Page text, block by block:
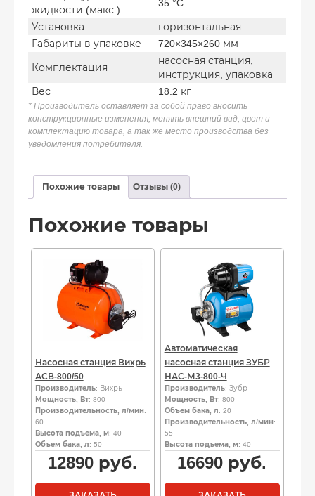
жидкости (макс.)
35 °C
Установка
горизонтальная
Габариты в упаковке
720×345×260 мм
Комплектация
насосная станция,
инструкция, упаковка
Вес
18.2 кг
* Производитель оставляет за собой право вносить
конструкционные изменения, менять внешний вид, цвет и
комплектацию товара, а так же место производства без
уведомления потребителя.
Похожие товары Отзывы (0)
Похожие товары
Насосная станция Вихрь
АСВ-800/50
Производитель: Вихрь
Мощность, Вт: 800
Производительность, л/мин:
60
Высота подъема, м: 40
Объем бака, л: 50
12890 руб.
Автоматическая
насосная станция ЗУБР
НАС-М3-800-Ч
Производитель: Зубр
Мощность, Вт: 800
Объем бака, л: 20
Производительность, л/мин:
55
Высота подъема, м: 40
16690 руб.